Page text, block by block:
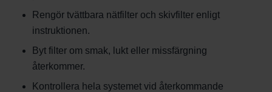
Rengör tvättbara nätfilter och skivfilter enligt
instruktionen.
Byt filter om smak, lukt eller missfärgning
återkommer.
Kontrollera hela systemet vid återkommande